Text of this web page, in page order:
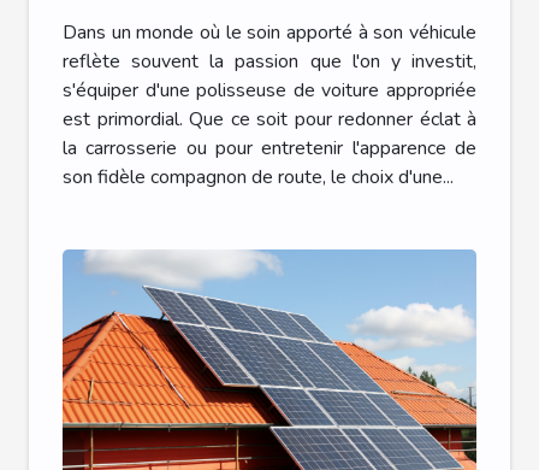
adaptée à vos besoins
Dans un monde où le soin apporté à son véhicule
reflète souvent la passion que l'on y investit,
s'équiper d'une polisseuse de voiture appropriée
est primordial. Que ce soit pour redonner éclat à
la carrosserie ou pour entretenir l'apparence de
son fidèle compagnon de route, le choix d'une...